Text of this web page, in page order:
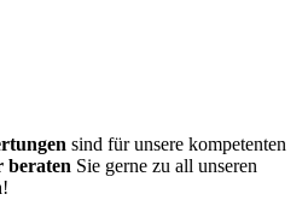
sind für unsere kompetenten
beraten Sie gerne zu all unseren
!